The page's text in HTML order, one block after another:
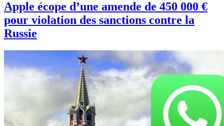
Apple écope d’une amende de 450 000 €
pour violation des sanctions contre la
Russie